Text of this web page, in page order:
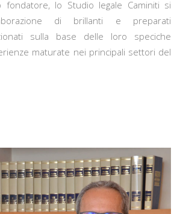
lo Studio legale Caminiti si
di brillanti e preparati
sulla base delle loro speciche
maturate nei principali settori del